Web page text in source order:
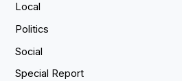
Local
Politics
Social
Special Report